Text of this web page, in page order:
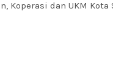
dan UKM